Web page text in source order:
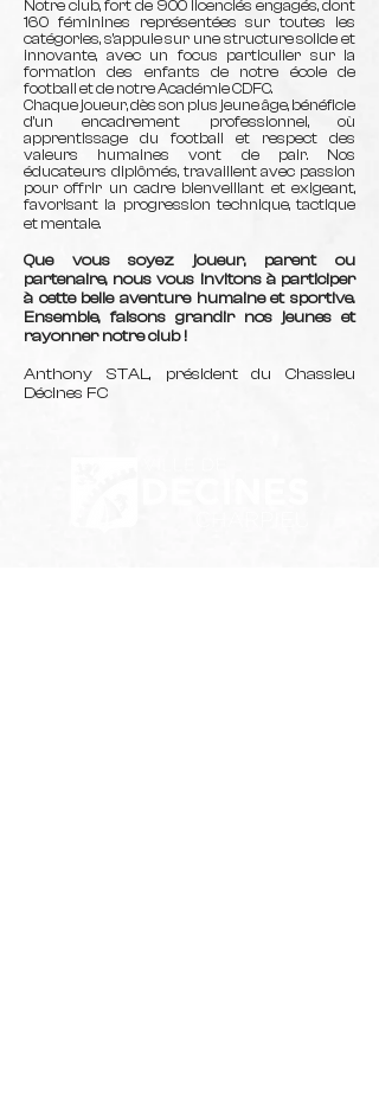
Notre club, fort de 900 licenciés engagés, dont
160 féminines représentées sur toutes les
catégories, s’appuie sur une structure solide et
innovante, avec un focus particulier sur la
formation des enfants de notre école de
football et de notre Académie CDFC.
Chaque joueur, dès son plus jeune âge, bénéficie
d’un encadrement professionnel, où
apprentissage du football et respect des
valeurs humaines vont de pair. Nos
éducateurs diplômés, travaillent avec passion
pour offrir un cadre bienveillant et exigeant,
favorisant la progression technique, tactique
et mentale.
Que vous soyez joueur, parent ou
partenaire, nous vous invitons à participer
à cette belle aventure humaine et sportive.
Ensemble, faisons grandir nos jeunes et
rayonner notre club !
Anthony STAL, président du Chassieu
Décines FC